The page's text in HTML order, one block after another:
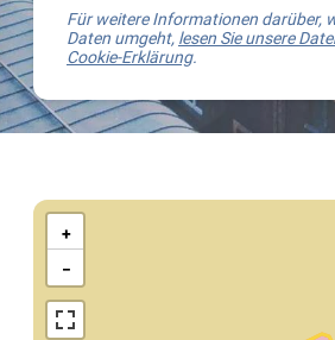
Für weitere Informationen darüber,
Daten umgeht, lesen Sie unsere
Cookie-Erklärung.
Kaart
Wingene
+
−